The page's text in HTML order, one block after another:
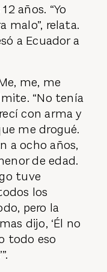
años. “Yo
malo”, relata.
a Ecuador a
me, me
“No tenía
con arma y
me drogué.
a ocho años,
de edad.
tuve
los
pero la
dijo, ‘Él no
todo eso